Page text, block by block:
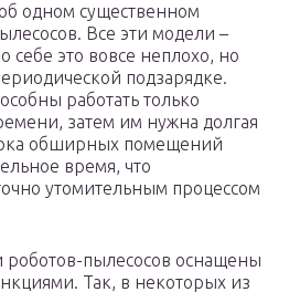
одном существенном
Все эти модели –
себе это вовсе неплохо, но
подзарядке.
работать только
затем им нужна долгая
обширных помещений
время, что
утомительным процессом
пылесосов оснащены
Так, в некоторых из